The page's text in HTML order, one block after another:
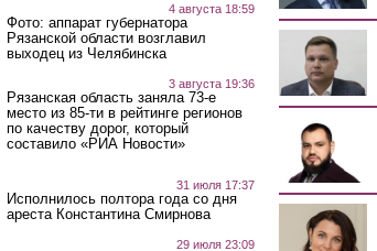
4 августа 18:59
Фото: аппарат губернатора
Рязанской области возглавил
выходец из Челябинска
3 августа 19:36
Рязанская область заняла 73-е
место из 85-ти в рейтинге регионов
по качеству дорог, который
составило «РИА Новости»
31 июля 17:37
Исполнилось полтора года со дня
ареста Константина Смирнова
29 июля 23:09